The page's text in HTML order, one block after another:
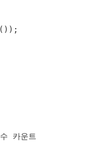
( ) ) ;
카운트